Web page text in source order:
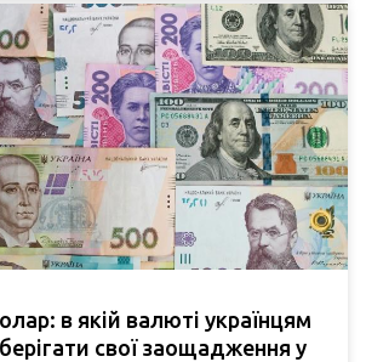
в якій валюті українцям
свої заощадження у